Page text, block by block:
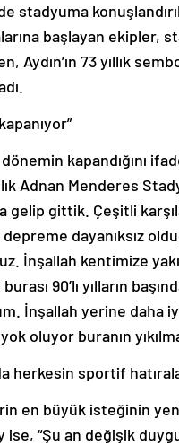
stadyuma
başlayan ekipler,
Aydın’ın 73 yıllık
dönemin kapandığını
Adnan Menderes
gelip gittik. Çeşitli
dayanıksız
İnşallah kentimize
90’lı yılların
İnşallah yerine daha
oluyor buranın
herkesin sportif
en büyük isteğinin
ise, “Şu an değişik